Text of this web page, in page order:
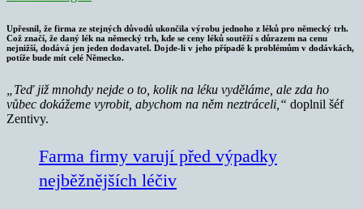
Upřesnil, že firma ze stejných důvodů ukončila výrobu jednoho z léků pro německý trh.
Což značí, že daný lék na německý trh, kde se ceny léků soutěží s důrazem na cenu
nejnižší, dodává jen jeden dodavatel. Dojde-li v jeho případě k problémům v dodávkách,
potíže bude mít celé Německo.
„Teď již mnohdy nejde o to, kolik na léku vyděláme, ale zda ho
vůbec dokážeme vyrobit, abychom na něm neztráceli,“ doplnil šéf
Zentivy.
Farma firmy varují před výpadky
nejběžnějších léčiv